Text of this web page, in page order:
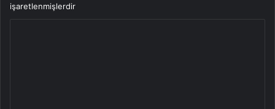
işaretlenmişlerdir